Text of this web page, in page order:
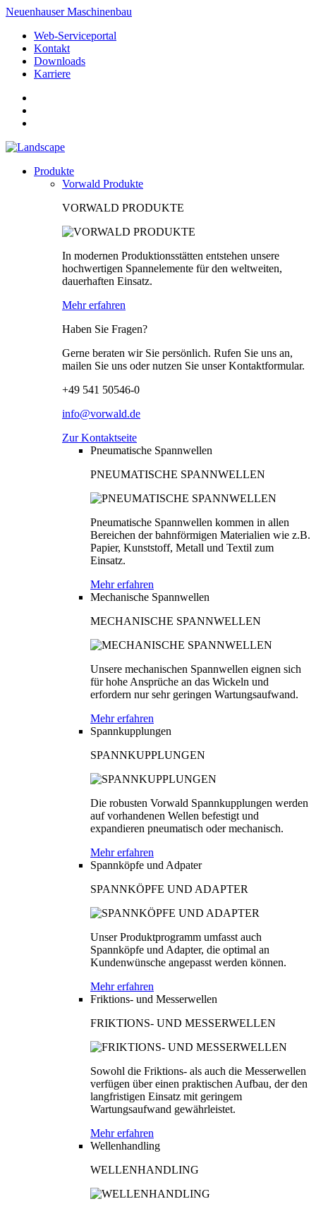
Neuenhauser Maschinenbau
Web-Serviceportal
Kontakt
Downloads
Karriere
Produkte
Vorwald Produkte
VORWALD PRODUKTE
In modernen Produktionsstätten entstehen unsere
hochwertigen Spannelemente für den weltweiten,
dauerhaften Einsatz.
Mehr erfahren
Haben Sie Fragen?
Gerne beraten wir Sie persönlich. Rufen Sie uns an,
mailen Sie uns oder nutzen Sie unser Kontaktformular.
+49 541 50546-0
info@vorwald.de
Zur Kontaktseite
Pneumatische Spannwellen
PNEUMATISCHE SPANNWELLEN
Pneumatische Spannwellen kommen in allen
Bereichen der bahnförmigen Materialien wie z.B.
Papier, Kunststoff, Metall und Textil zum
Einsatz.
Mehr erfahren
Mechanische Spannwellen
MECHANISCHE SPANNWELLEN
Unsere mechanischen Spannwellen eignen sich
für hohe Ansprüche an das Wickeln und
erfordern nur sehr geringen Wartungsaufwand.
Mehr erfahren
Spannkupplungen
SPANNKUPPLUNGEN
Die robusten Vorwald Spannkupplungen werden
auf vorhandenen Wellen befestigt und
expandieren pneumatisch oder mechanisch.
Mehr erfahren
Spannköpfe und Adpater
SPANNKÖPFE UND ADAPTER
Unser Produktprogramm umfasst auch
Spannköpfe und Adapter, die optimal an
Kundenwünsche angepasst werden können.
Mehr erfahren
Friktions- und Messerwellen
FRIKTIONS- UND MESSERWELLEN
Sowohl die Friktions- als auch die Messerwellen
verfügen über einen praktischen Aufbau, der den
langfristigen Einsatz mit geringem
Wartungsaufwand gewährleistet.
Mehr erfahren
Wellenhandling
WELLENHANDLING